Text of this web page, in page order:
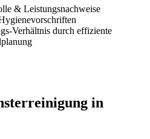
& Leistungsnachweise
Verhältnis durch effiziente
in